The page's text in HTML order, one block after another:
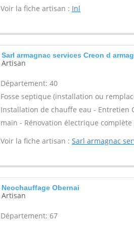
Voir la fiche artisan : Inl
Sarl armagnac services Creon d
Artisan
Département: 40
Fosse septique (installation ou
Installation de chauffe eau - Entretien
main - Rénovation électrique
Voir la fiche artisan : Sarl armagnac
Neochauffage Obernai
Artisan
Département: 67